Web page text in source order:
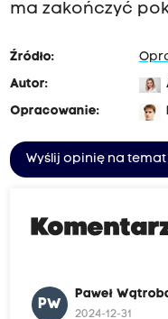
ma zakończyć
Źródło:
Autor:
Opracowanie:
Wyślij opinię na temat
PW
Paweł
2024-12-31